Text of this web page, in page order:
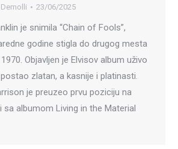
23/06/2025
je snimila “Chain of Fools”,
godine stigla do drugog mesta
Objavljen je Elvisov album uživo
zlatan, a kasnije i platinasti.
je preuzeo prvu poziciju na
sa albumom Living in the Material